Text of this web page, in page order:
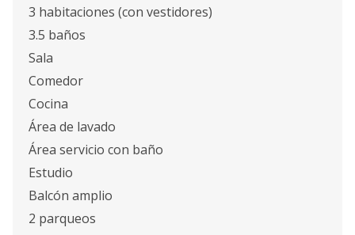
3 habitaciones (con vestidores)
3.5 baños
Sala
Comedor
Cocina
Área de lavado
Área servicio con baño
Estudio
Balcón amplio
2 parqueos